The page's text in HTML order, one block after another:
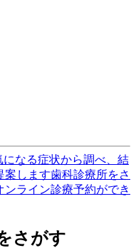
になる症状から調べ、結
案します歯科診療所をさ
ライン診療予約ができ
さがす